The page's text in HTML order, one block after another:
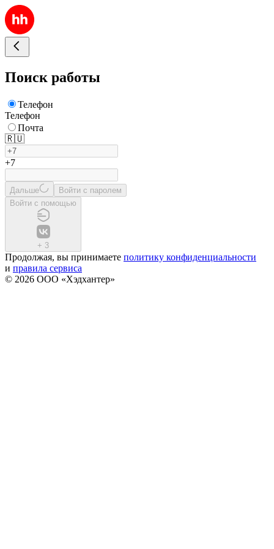
Поиск работы
Телефон
Телефон
Почта
🇷🇺
+7
Дальше
Войти с паролем
Войти с помощью
+ 3
Продолжая, вы принимаете политику конфиденциальности
и правила сервиса
© 2026 ООО «Хэдхантер»